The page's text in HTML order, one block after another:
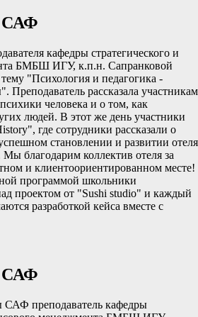
САФ
кафедры стратегического и
БМБШ ИГУ, к.п.н. Сапранковой
"Психология и педагогика -
Преподаватель рассказала участникам
человека и о том, как
людей. В этот же день участники
где сотрудники рассказали о
становлении и развитии отеля
благодарим коллектив отеля за
и клиентоориентированном месте!
программой школьники
проектом от "Sushi studio" и каждый
разработкой кейса вместе с
САФ
преподаватель кафедры